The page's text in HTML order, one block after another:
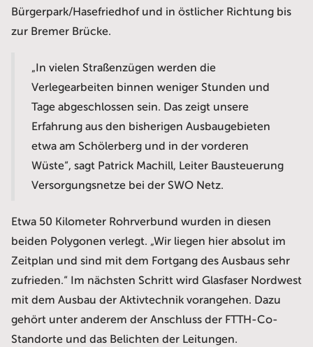
Bürgerpark/Hasefriedhof und in östlicher Richtung bis
zur Bremer Brücke.
„In vielen Straßenzügen werden die
Verlegearbeiten binnen weniger Stunden und
Tage abgeschlossen sein. Das zeigt unsere
Erfahrung aus den bisherigen Ausbaugebieten
etwa am Schölerberg und in der vorderen
Wüste“, sagt Patrick Machill, Leiter Bausteuerung
Versorgungsnetze bei der SWO Netz.
Etwa 50 Kilometer Rohrverbund wurden in diesen
beiden Polygonen verlegt. „Wir liegen hier absolut im
Zeitplan und sind mit dem Fortgang des Ausbaus sehr
zufrieden.“ Im nächsten Schritt wird Glasfaser Nordwest
mit dem Ausbau der Aktivtechnik vorangehen. Dazu
gehört unter anderem der Anschluss der FTTH-Co-
Standorte und das Belichten der Leitungen.